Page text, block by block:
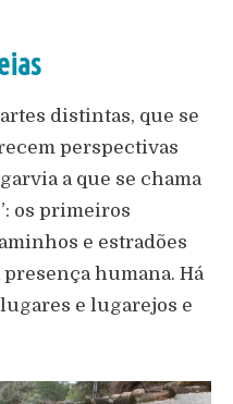
distintas, que se
perspectivas
a que se chama
os primeiros
e estradões
presença humana. Há
e lugarejos e